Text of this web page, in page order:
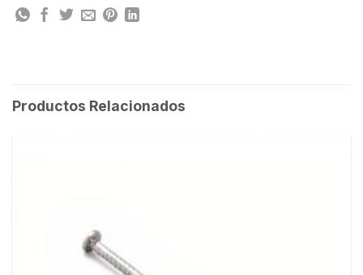
Productos Relacionados